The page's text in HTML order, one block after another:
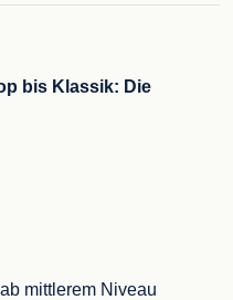
bis Klassik: Die
mittlerem Niveau